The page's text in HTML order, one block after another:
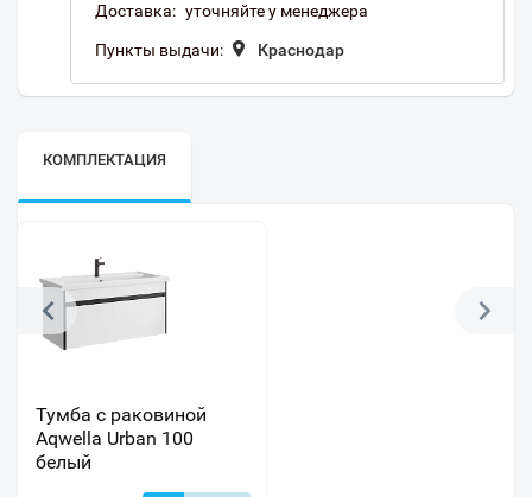
Доставка: уточняйте у менеджера
Пункты выдачи: Краснодар
КОМПЛЕКТАЦИЯ
Тумба с раковиной
Aqwella Urban 100
белый